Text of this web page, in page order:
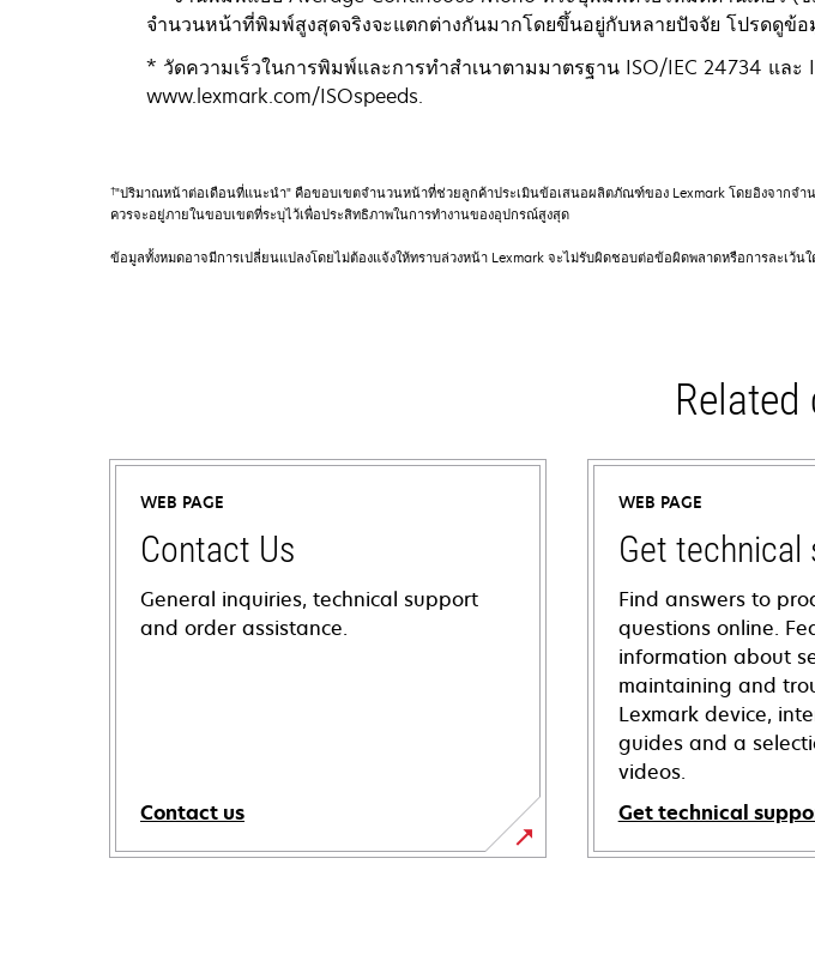
จำนวนหน้าที่พิมพ์สูงสุดจริงจะแตกต่างกันมากโดยขึ้นอยู่กับหลายปัจจัย โปรดดูข้
* วัดความเร็วในการพิมพ์และการทำสำเนาตามมาตรฐาน ISO/IEC 24734 และ
www.lexmark.com/ISOspeeds.
†"ปริมาณหน้าต่อเดือนที่แนะนำ" คือขอบเขตจำนวนหน้าที่ช่วยลูกค้าประเมินข้อเสนอผลิตภัณฑ์ของ Lexmark โดยอิงจากจ
ควรจะอยู่ภายในขอบเขตที่ระบุไว้เพื่อประสิทธิภาพในการทำงานของอุปกรณ์สูงสุด
ข้อมูลทั้งหมดอาจมีการเปลี่ยนแปลงโดยไม่ต้องแจ้งให้ทราบล่วงหน้า Lexmark จะไม่รับผิดชอบต่อข้อผิดพลาดหรือการละเว้นใ
WEB PAGE
Contact Us
General inquiries, technical support
and order assistance.
Contact us
WEB PAGE
Get technical
Find answers to
questions online.
information about
maintaining and
Lexmark device,
guides and a
videos.
Get technical
opens